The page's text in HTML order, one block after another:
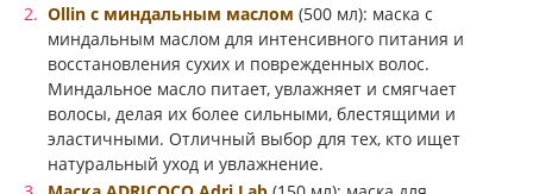
Ollin с миндальным маслом (500 мл): маска с
миндальным маслом для интенсивного питания и
восстановления сухих и поврежденных волос.
Миндальное масло питает, увлажняет и смягчает
волосы, делая их более сильными, блестящими и
эластичными. Отличный выбор для тех, кто ищет
натуральный уход и увлажнение.